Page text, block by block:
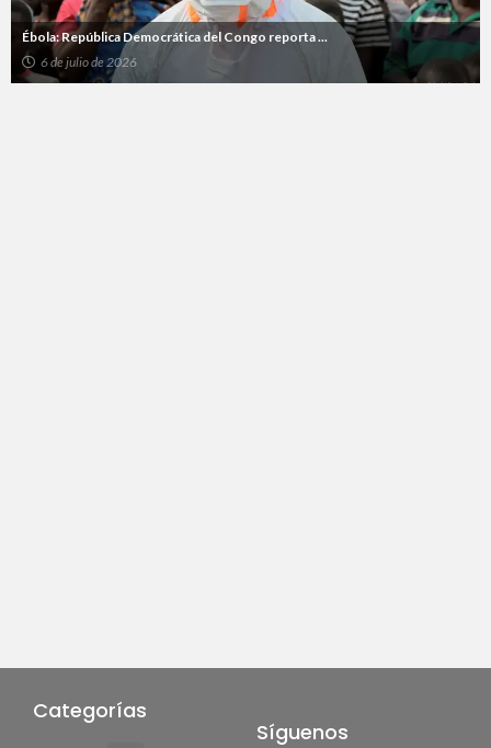
Ébola: República Democrática del Congo reporta ...
6 de julio de 2026
Categorías
Síguenos